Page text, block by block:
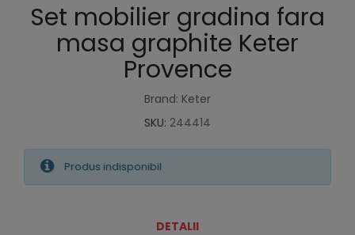
Set mobilier gradina fara
masa graphite Keter
Provence
Brand: Keter
SKU: 244414
Produs indisponibil
DETALII